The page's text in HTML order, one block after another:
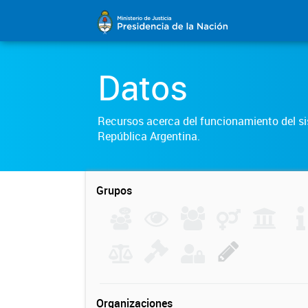
Datos
Recursos acerca del funcionamiento del
República Argentina.
Grupos
Organizaciones